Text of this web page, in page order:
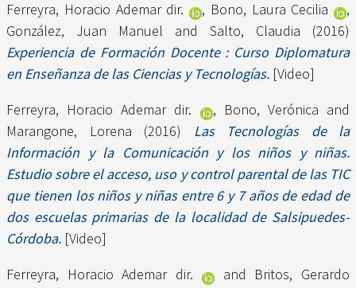
Ferreyra, Horacio Ademar dir. , Bono, Laura Cecilia
,
González, Juan Manuel and Salto, Claudia (2016)
Experiencia de Formación Docente : Curso Diplomatura
en Enseñanza de las Ciencias y Tecnologías. [Video]
Ferreyra, Horacio Ademar dir.
, Bono, Verónica and
Marangone, Lorena (2016) Las Tecnologías de la
Información y la Comunicación y los niños y niñas.
Estudio sobre el acceso, uso y control parental de las TIC
que tienen los niños y niñas entre 6 y 7 años de edad de
dos escuelas primarias de la localidad de Salsipuedes-
Córdoba. [Video]
Ferreyra, Horacio Ademar dir.
and Britos, Gerardo